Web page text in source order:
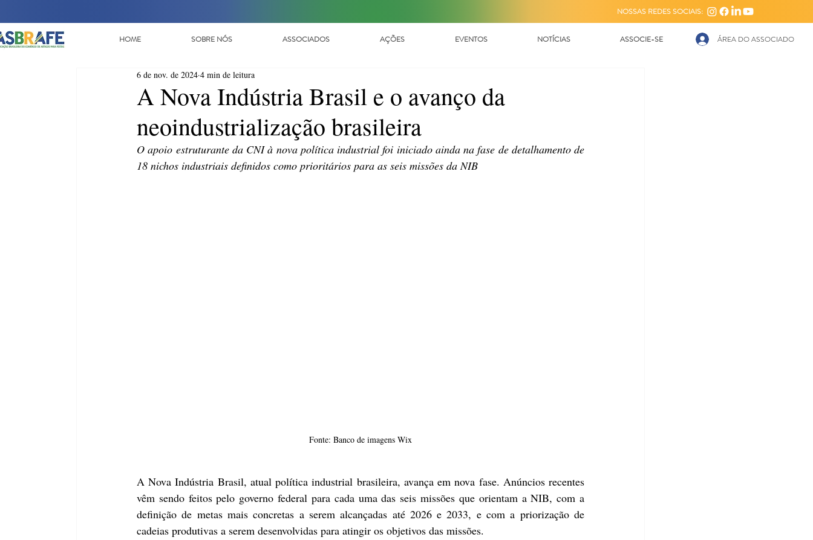
NOSSAS REDES SOCIAIS:
HOME SOBRE NÓS ASSOCIADOS AÇÕES EVENTOS NOTÍCIAS ASSOCIE-SE ÁREA DO ASSOCIADO
A Nova Indústria Brasil e o avanço da
neoindustrialização brasileira
6 de nov. de 2024 4 min de leitura
O apoio estruturante da CNI à nova política industrial foi iniciado ainda na fase de detalhamento de
18 nichos industriais definidos como prioritários para as seis missões da NIB
Fonte: Banco de imagens Wix
A Nova Indústria Brasil, atual política industrial brasileira, avança em nova fase. Anúncios recentes
vêm sendo feitos pelo governo federal para cada uma das seis missões que orientam a NIB, com a
definição de metas mais concretas a serem alcançadas até 2026 e 2033, e com a priorização de
cadeias produtivas a serem desenvolvidas para atingir os objetivos das missões.